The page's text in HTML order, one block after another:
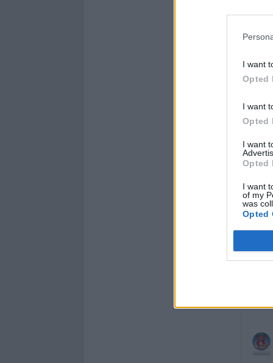
I want
Opted
I want
Opted
I want
Opted
I want
of my
was
Opted